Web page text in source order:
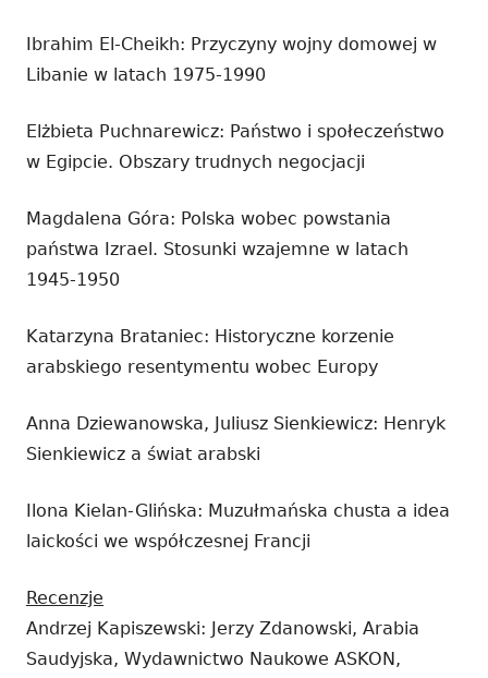
Ibrahim El-Cheikh: Przyczyny wojny domowej w
Libanie w latach 1975-1990
Elżbieta Puchnarewicz: Państwo i społeczeństwo
w Egipcie. Obszary trudnych negocjacji
Magdalena Góra: Polska wobec powstania
państwa Izrael. Stosunki wzajemne w latach
1945-1950
Katarzyna Brataniec: Historyczne korzenie
arabskiego resentymentu wobec Europy
Anna Dziewanowska, Juliusz Sienkiewicz: Henryk
Sienkiewicz a świat arabski
Ilona Kielan-Glińska: Muzułmańska chusta a idea
laickości we współczesnej Francji
Recenzje
Andrzej Kapiszewski: Jerzy Zdanowski, Arabia
Saudyjska, Wydawnictwo Naukowe ASKON,